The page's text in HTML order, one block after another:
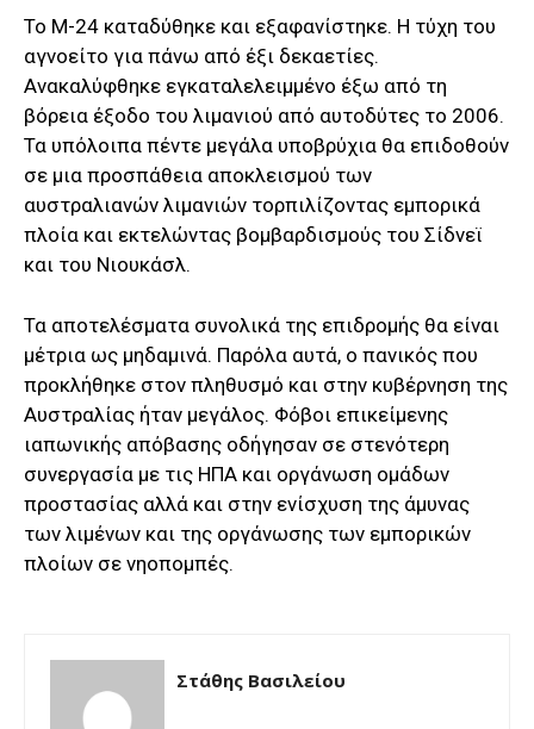
Το Μ-24 καταδύθηκε και εξαφανίστηκε. Η τύχη του
αγνοείτο για πάνω από έξι δεκαετίες.
Ανακαλύφθηκε εγκαταλελειμμένο έξω από τη
βόρεια έξοδο του λιμανιού από αυτοδύτες το 2006.
Τα υπόλοιπα πέντε μεγάλα υποβρύχια θα επιδοθούν
σε μια προσπάθεια αποκλεισμού των
αυστραλιανών λιμανιών τορπιλίζοντας εμπορικά
πλοία και εκτελώντας βομβαρδισμούς του Σίδνεϊ
και του Νιουκάσλ.
Τα αποτελέσματα συνολικά της επιδρομής θα είναι
μέτρια ως μηδαμινά. Παρόλα αυτά, ο πανικός που
προκλήθηκε στον πληθυσμό και στην κυβέρνηση της
Αυστραλίας ήταν μεγάλος. Φόβοι επικείμενης
ιαπωνικής απόβασης οδήγησαν σε στενότερη
συνεργασία με τις ΗΠΑ και οργάνωση ομάδων
προστασίας αλλά και στην ενίσχυση της άμυνας
των λιμένων και της οργάνωσης των εμπορικών
πλοίων σε νηοπομπές.
Στάθης Βασιλείου